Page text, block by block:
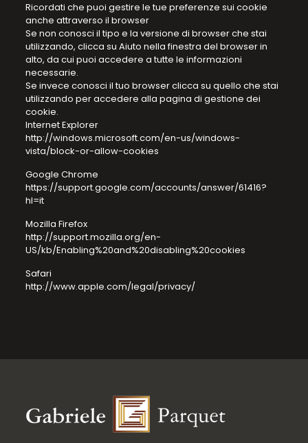
Ricordati che puoi gestire le tue preferenze sui cookie
anche attraverso il browser
Se non conosci il tipo e la versione di browser che stai
utilizzando, clicca su Aiuto nella finestra del browser in
alto, da cui puoi accedere a tutte le informazioni
necessarie.
Se invece conosci il tuo browser clicca su quello che stai
utilizzando per accedere alla pagina di gestione dei
cookie.
Internet Explorer
http://windows.microsoft.com/en-us/windows-
vista/block-or-allow-cookies
Google Chrome
https://support.google.com/accounts/answer/61416?
hl=it
Mozilla Firefox
http://support.mozilla.org/en-
US/kb/Enabling%20and%20disabling%20cookies
Safari
http://www.apple.com/legal/privacy/